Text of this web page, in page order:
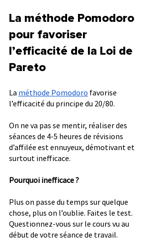
La méthode Pomodoro
pour favoriser
l’efficacité de la Loi de
Pareto
La méthode Pomodoro favorise
l’efficacité du principe du 20/80.
On ne va pas se mentir, réaliser des
séances de 4-5 heures de révisions
d’affilée est ennuyeux, démotivant et
surtout inefficace.
Pourquoi inefficace ?
Plus on passe du temps sur quelque
chose, plus on l’oublie. Faites le test.
Questionnez-vous sur le cours vu au
début de votre séance de travail.